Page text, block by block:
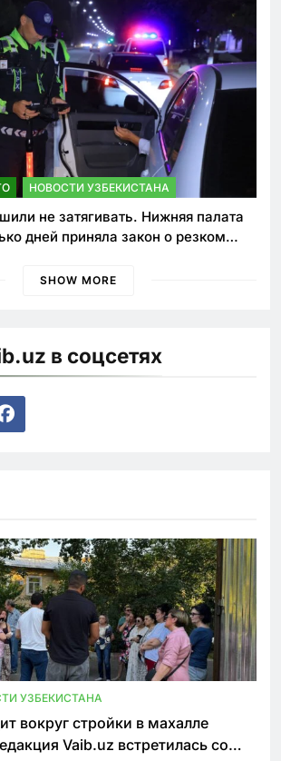
НОВОСТИ УЗБЕКИСТАНА
не затягивать. Нижняя палата
дней приняла закон о резком
SHOW MORE
в соцсетях
УЗБЕКИСТАНА
вокруг стройки в махалле
Vaib.uz встретилась со